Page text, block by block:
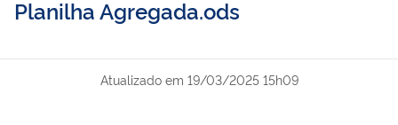
Planilha Agregada.ods
Atualizado em 19/03/2025 15h09